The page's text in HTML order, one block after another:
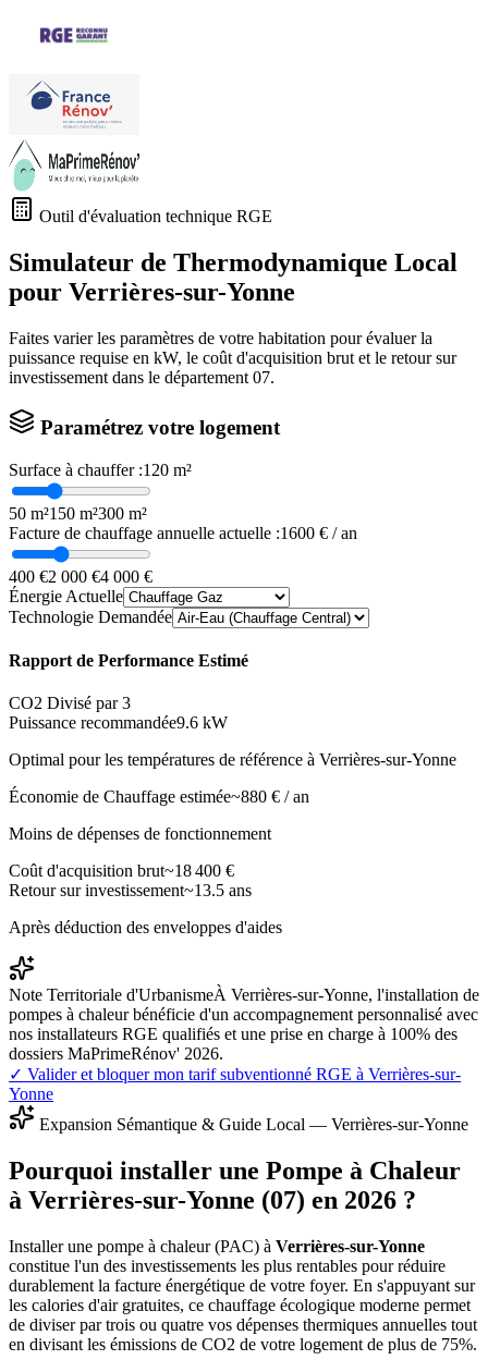
Outil d'évaluation technique RGE
Simulateur de Thermodynamique Local
pour Verrières-sur-Yonne
Faites varier les paramètres de votre habitation pour évaluer la
puissance requise en kW, le coût d'acquisition brut et le retour sur
investissement dans le département 07.
Paramétrez votre logement
Surface à chauffer :120 m²
50 m²150 m²300 m²
Facture de chauffage annuelle actuelle :1600 € / an
400 €2 000 €4 000 €
Énergie Actuelle
Technologie Demandée
Rapport de Performance Estimé
CO2 Divisé par 3
Puissance recommandée9.6 kW
Optimal pour les températures de référence à Verrières-sur-Yonne
Économie de Chauffage estimée~880 € / an
Moins de dépenses de fonctionnement
Coût d'acquisition brut~18 400 €
Retour sur investissement~13.5 ans
Après déduction des enveloppes d'aides
Note Territoriale d'UrbanismeÀ Verrières-sur-Yonne, l'installation de
pompes à chaleur bénéficie d'un accompagnement personnalisé avec
nos installateurs RGE qualifiés et une prise en charge à 100% des
dossiers MaPrimeRénov' 2026.
✓ Valider et bloquer mon tarif subventionné RGE à Verrières-sur-
Yonne
Expansion Sémantique & Guide Local — Verrières-sur-Yonne
Pourquoi installer une Pompe à Chaleur
à Verrières-sur-Yonne (07) en 2026 ?
Installer une pompe à chaleur (PAC) à Verrières-sur-Yonne
constitue l'un des investissements les plus rentables pour réduire
durablement la facture énergétique de votre foyer. En s'appuyant sur
les calories d'air gratuites, ce chauffage écologique moderne permet
de diviser par trois ou quatre vos dépenses thermiques annuelles tout
en divisant les émissions de CO2 de votre logement de plus de 75%.